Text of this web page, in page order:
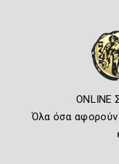
ONLINE
Όλα όσα αφορούν